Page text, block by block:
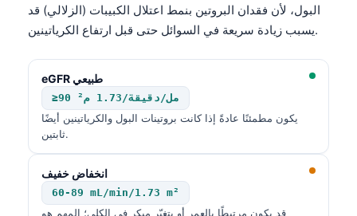
البول، لأن فقدان البروتين بنمط اعتلال الكبيبات (الزلالي) قد
يسبب زيادة سريعة في السوائل حتى قبل ارتفاع الكرياتينين.
eGFR طبيعي
≥90 مل/دقيقة/1.73 م²
يكون مطمئنًا عادةً إذا كانت بروتينات البول والكرياتينين أيضًا
ثابتين.
انخفاض خفيف
60-89 mL/min/1.73 m²
قد يكون مرتبطًا بالعمر أو بتغيّر مبكر في الكلى؛ المهم هو
한국어
Slovenščina
Magyar
Shqip
বাংলা
اردو
मराठी
తెలుగు